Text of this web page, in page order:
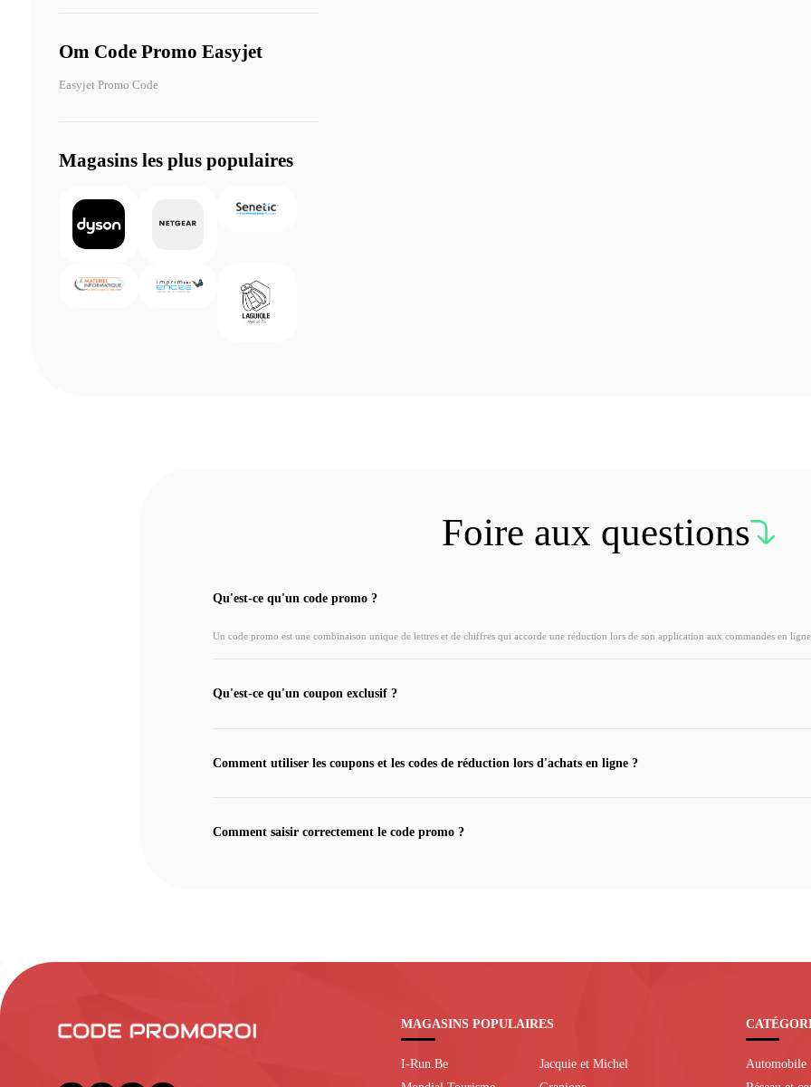
Om Code Promo Easyjet
Easyjet Promo Code
Magasins les plus populaires
Foire aux questions
Qu'est-ce qu'un code promo ?
Un code promo est une combinaison unique de lettres et de chiffres qui accorde une réduction lors de son application aux commandes en
Qu'est-ce qu'un coupon exclusif ?
Comment utiliser les coupons et les codes de réduction lors d'achats en ligne ?
Comment saisir correctement le code promo ?
MAGASINS POPULAIRES
I-Run.Be
Jacquie et Michel
Automobile